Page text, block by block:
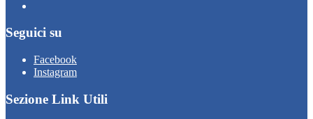
Seguici su
Facebook
Instagram
Sezione Link Utili